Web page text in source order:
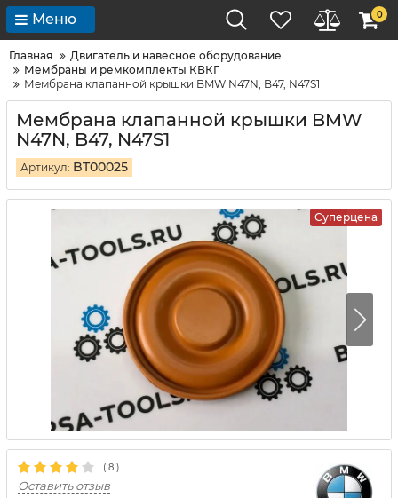
Меню 0
Главная
Двигатель и навесное оборудование
Мембраны и ремкомплекты КВКГ
Мембрана клапанной крышки BMW N47N, B47, N47S1
Мембрана клапанной крышки BMW
N47N, B47, N47S1
Артикул: BT00025
Суперцена
( 8 )
Оставить отзыв